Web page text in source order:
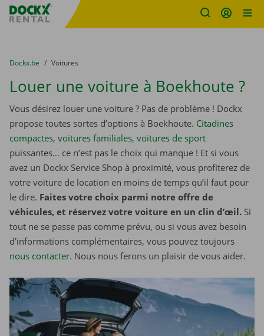
sitename
You are here:
du
Dockx.be to
Voitures
Louer une voiture à Boekhoute ?
Vous désirez louer une voiture ? Pas de problème ! Dockx
propose toutes sortes d’options à Boekhoute. Citadines
compactes, voitures familiales, voitures de sport
puissantes… ce n’est pas le choix qui manque ! Et si vous
avez un Dockx Service Shop à proximité, vous profiterez de
votre voiture de location en moins de temps qu’il faut pour
le dire. Faites votre choix parmi notre offre de
véhicules, et réservez votre voiture en un clin d’œil. Si
tout ne se passe pas comme prévu, ou si vous avez besoin
d’informations complémentaires, vous pouvez toujours
nous contacter. Nous nous ferons un plaisir de vous aider.